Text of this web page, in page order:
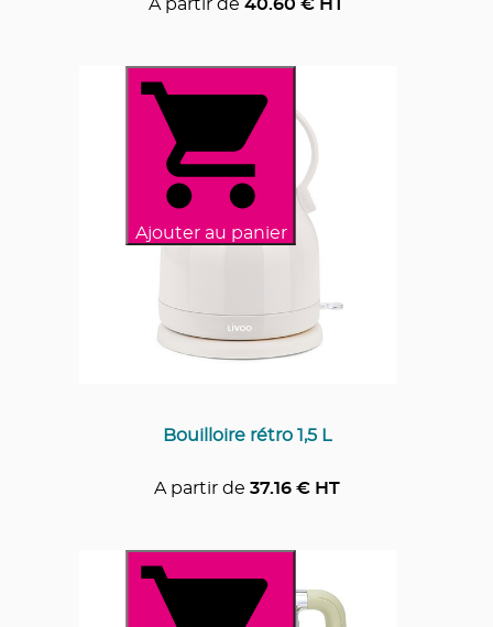
A partir de 40.60 € HT
Ajouter au panier
Bouilloire rétro 1,5 L
A partir de 37.16€ HT